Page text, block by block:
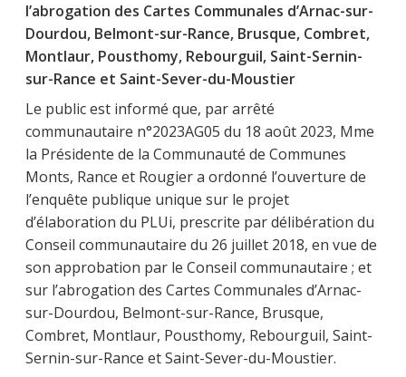
l’abrogation des Cartes Communales d’Arnac-sur-
Dourdou, Belmont-sur-Rance, Brusque, Combret,
Montlaur, Pousthomy, Rebourguil, Saint-Sernin-
sur-Rance et Saint-Sever-du-Moustier
Le public est informé que, par arrêté
communautaire n°2023AG05 du 18 août 2023, Mme
la Présidente de la Communauté de Communes
Monts, Rance et Rougier a ordonné l’ouverture de
l’enquête publique unique sur le projet
d’élaboration du PLUi, prescrite par délibération du
Conseil communautaire du 26 juillet 2018, en vue de
son approbation par le Conseil communautaire ; et
sur l’abrogation des Cartes Communales d’Arnac-
sur-Dourdou, Belmont-sur-Rance, Brusque,
Combret, Montlaur, Pousthomy, Rebourguil, Saint-
Sernin-sur-Rance et Saint-Sever-du-Moustier.